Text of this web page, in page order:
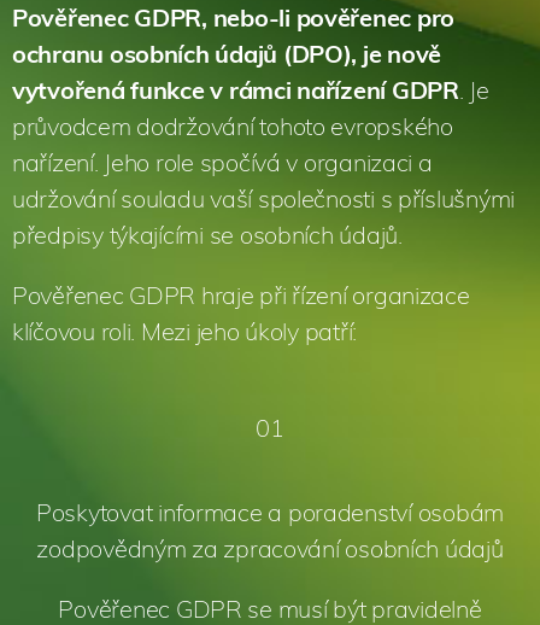
Pověřenec GDPR, nebo-li pověřenec pro
ochranu osobních údajů (DPO), je nově
vytvořená funkce v rámci nařízení GDPR . Je
průvodcem dodržování tohoto evropského
nařízení. Jeho role spočívá v organizaci a
udržování souladu vaší společnosti s příslušnými
předpisy týkajícími se osobních údajů.
Pověřenec GDPR hraje při řízení organizace
klíčovou roli. Mezi jeho úkoly patří:
01
Poskytovat informace a poradenství osobám
zodpovědným za zpracování osobních údajů
Pověřenec GDPR se musí být pravidelně